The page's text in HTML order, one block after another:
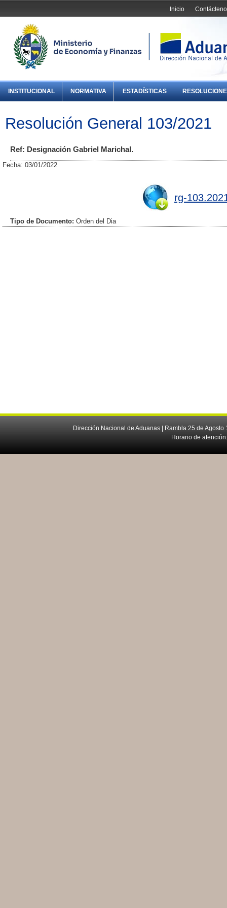
Inicio
INSTITUCIONAL NORMATIVA ESTADÍSTICAS
Resolución General 103/2021
Ref: Designación Gabriel Marichal.
Fecha: 03/01/2022
rg-
Tipo de Documento: Orden del Dia
Dirección Nacional de Aduanas | Rambla 25 de
Horario de